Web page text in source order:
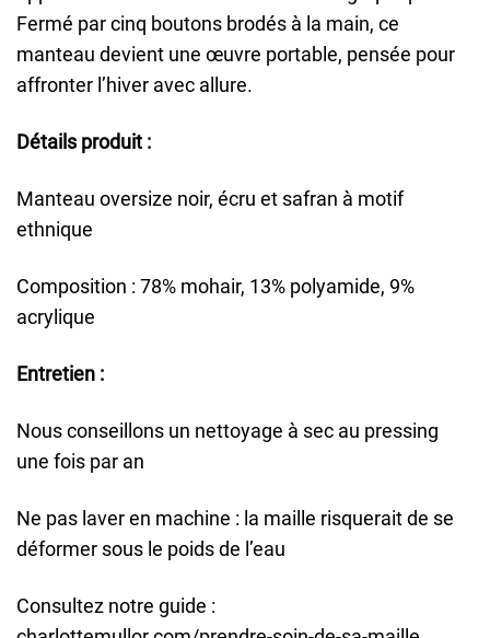
Fermé par cinq boutons brodés à la main, ce
manteau devient une œuvre portable, pensée pour
affronter l’hiver avec allure.
Détails produit :
Manteau oversize noir, écru et safran à motif
ethnique
Composition : 78% mohair, 13% polyamide, 9%
acrylique
Entretien :
Nous conseillons un nettoyage à sec au pressing
une fois par an
Ne pas laver en machine : la maille risquerait de se
déformer sous le poids de l’eau
Consultez notre guide :